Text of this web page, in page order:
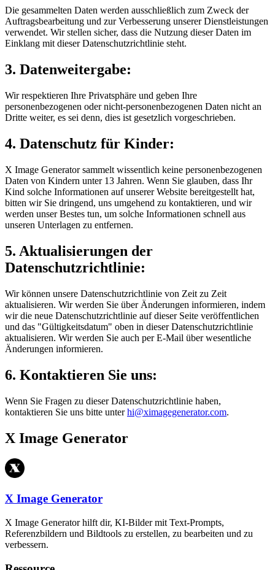
Die gesammelten Daten werden ausschließlich zum Zweck der
Auftragsbearbeitung und zur Verbesserung unserer Dienstleistungen
verwendet. Wir stellen sicher, dass die Nutzung dieser Daten im
Einklang mit dieser Datenschutzrichtlinie steht.
3. Datenweitergabe:
Wir respektieren Ihre Privatsphäre und geben Ihre
personenbezogenen oder nicht-personenbezogenen Daten nicht an
Dritte weiter, es sei denn, dies ist gesetzlich vorgeschrieben.
4. Datenschutz für Kinder:
X Image Generator sammelt wissentlich keine personenbezogenen
Daten von Kindern unter 13 Jahren. Wenn Sie glauben, dass Ihr
Kind solche Informationen auf unserer Website bereitgestellt hat,
bitten wir Sie dringend, uns umgehend zu kontaktieren, und wir
werden unser Bestes tun, um solche Informationen schnell aus
unseren Unterlagen zu entfernen.
5. Aktualisierungen der
Datenschutzrichtlinie:
Wir können unsere Datenschutzrichtlinie von Zeit zu Zeit
aktualisieren. Wir werden Sie über Änderungen informieren, indem
wir die neue Datenschutzrichtlinie auf dieser Seite veröffentlichen
und das "Gültigkeitsdatum" oben in dieser Datenschutzrichtlinie
aktualisieren. Wir werden Sie auch per E-Mail über wesentliche
Änderungen informieren.
6. Kontaktieren Sie uns:
Wenn Sie Fragen zu dieser Datenschutzrichtlinie haben,
kontaktieren Sie uns bitte unterhi@ximagegenerator.com.
X Image Generator
X Image Generator
X Image Generator hilft dir, KI-Bilder mit Text-Prompts,
Referenzbildern und Bildtools zu erstellen, zu bearbeiten und zu
verbessern.